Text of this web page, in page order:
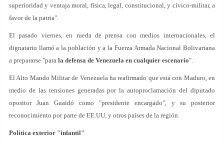
superioridad y ventaja moral, física, legal, constitucional, y cívico-militar, a
favor de la patria".
El pasado viernes, en rueda de prensa con medios internacionales, el
dignatario llamó a la población y a la Fuerza Armada Nacional Bolivariana
a prepararse "para la defensa de Venezuela en cualquier escenario".
El Alto Mando Militar de Venezuela ha reafirmado que está con Maduro, en
medio de las tensiones generadas por la autoproclamación del diputado
opositor Juan Guaidó como "presidente encargado", y su posterior
reconocimiento por parte de EE.UU. y otros países de la región.
Política exterior "infantil"